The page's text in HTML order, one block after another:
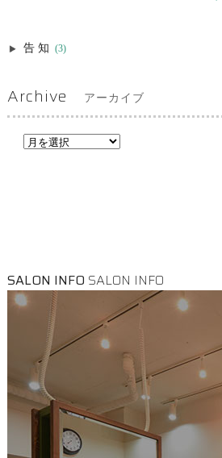
告知 (3)
Archive アーカイブ
SALON INFO SALON INFO